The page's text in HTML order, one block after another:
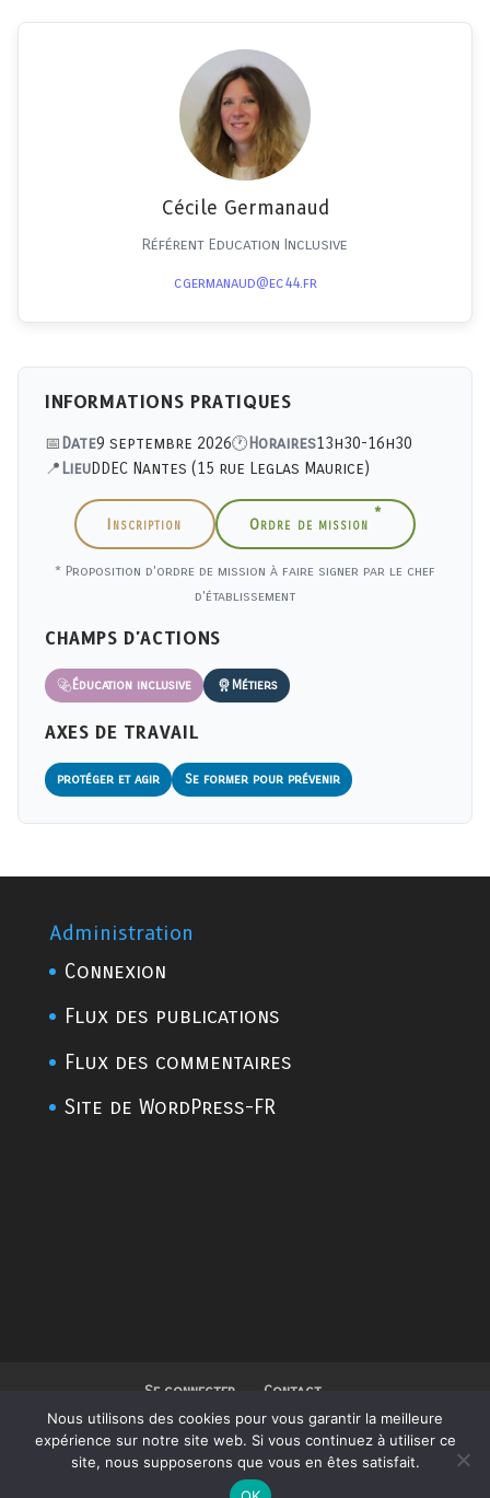
Cécile Germanaud
Référent Education Inclusive
cgermanaud@ec44.fr
INFORMATIONS PRATIQUES
Date9 septembre 2026 Horaires13h30-16h30
LieuDDEC Nantes (15 rue Leglas Maurice)
Inscription Ordre de mission
*
* Proposition d'ordre de mission à faire signer par le chef
d'établissement
CHAMPS D'ACTIONS
Éducation inclusive Métiers
AXES DE TRAVAIL
protéger et agir Se former pour prévenir
Administration
Connexion
Flux des publications
Flux des commentaires
Site de WordPress-FR
Se connecter
Contact
Politique de confidentialité
Design deElegant Themes| Propulsé
Nous utilisons des cookies pour vous garantir la meilleure
expérience sur notre site web. Si vous continuez à utiliser ce
site, nous supposerons que vous en êtes satisfait.